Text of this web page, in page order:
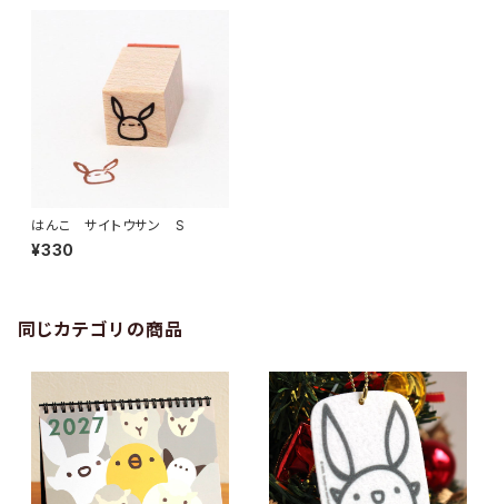
はんこ サイトウサン S
¥330
同じカテゴリの商品